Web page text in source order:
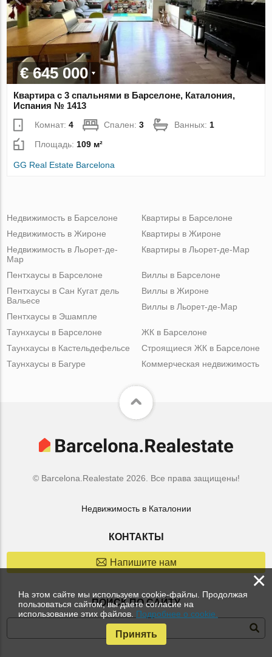
€ 645 000
Квартира с 3 спальнями в Барселоне, Каталония,
Испания № 1413
Комнат:4 Спален:3 Ванных: 1
Площадь: 109 м²
GG Real Estate Barcelona
Недвижимость в Барселоне
Недвижимость в Жироне
Недвижимость в Льорет-де-
Мар
Квартиры в Барселоне
Квартиры в Жироне
Квартиры в Льорет-де-Мар
Пентхаусы в Барселоне
Пентхаусы в Сан Кугат дель
Вальесе
Пентхаусы в Эшампле
Виллы в Барселоне
Виллы в Жироне
Виллы в Льорет-де-Мар
Таунхаусы в Барселоне
Таунхаусы в Кастельдефельсе
Таунхаусы в Багуре
ЖК в Барселоне
Строящиеся ЖК в Барселоне
Коммерческая недвижимость
© Barcelona.Realestate 2026. Все права защищены!
Недвижимость в Каталонии
КОНТАКТЫ
Напишите нам
ПОИСК ПО САЙТУ
×
На этом сайте мы используем cookie-файлы. Продолжая
пользоваться сайтом, вы даете согласие на
использование этих файлов. Подробнее о cookie.
Принять